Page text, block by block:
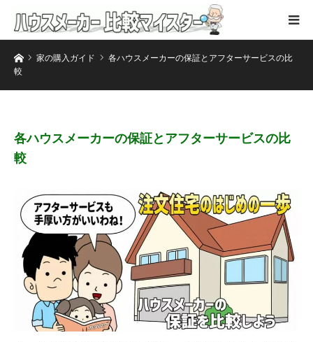
ホーム家の購入ガイド
各ハウスメーカーの保証とアフターサービスの比
較
各ハウスメーカーの保証とアフターサービスの比
較